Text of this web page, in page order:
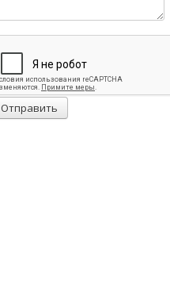
Отправить